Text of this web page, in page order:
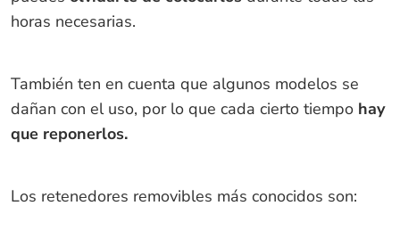
horas necesarias.
También ten en cuenta que algunos modelos se
dañan con el uso, por lo que cada cierto tiempo hay
que reponerlos.
Los retenedores removibles más conocidos son: